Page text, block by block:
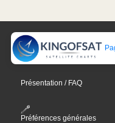
Présentation / FAQ
Préférences générales